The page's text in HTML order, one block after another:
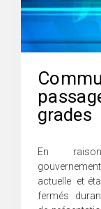
grades
En
actuelle et
fermés